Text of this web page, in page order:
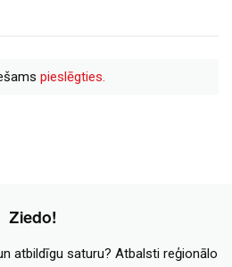
pieslēgties.
Ziedo!
atbildīgu saturu? Atbalsti reģionālo